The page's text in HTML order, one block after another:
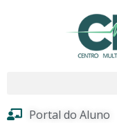
Portal do Aluno